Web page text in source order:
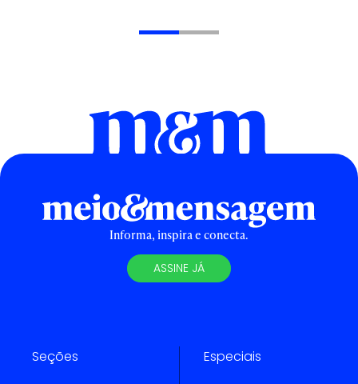
Informa, inspira e conecta.
ASSINE JÁ
Seções Especiais